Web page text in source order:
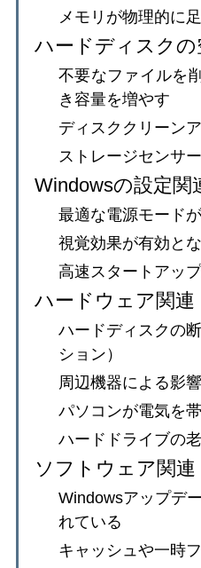
メモリが物理的に
ハードディスクの
不要なファイルを
き容量を増やす
ディスククリーン
ストレージセンサ
Windowsの設定関
最適な電源モード
視覚効果が有効と
高速スタートアッ
ハードウェア関連
ハードディスクの
ション）
周辺機器による影響
パソコンが電気を
ハードドライブの
ソフトウェア関連
Windowsアップデ
れている
キャッシュや一時